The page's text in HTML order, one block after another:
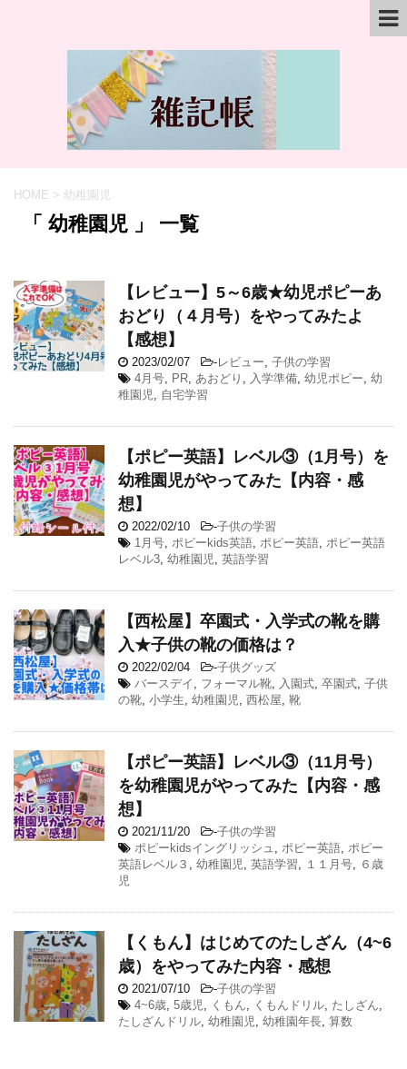
HOME > 幼稚園児
「 幼稚園児 」 一覧
【レビュー】5～6歳★幼児ポピーあ
おどり（４月号）をやってみたよ
【感想】
2023/02/07 -レビュー, 子供の学習
4月号, PR, あおどり , 入学準備, 幼児ポピー, 幼
稚園児, 自宅学習
【ポピー英語】レベル③（1月号）を
幼稚園児がやってみた【内容・感
想】
2022/02/10 -子供の学習
1月号, ポピーkids英語, ポピー英語, ポピー英語
レベル3, 幼稚園児, 英語学習
【西松屋】卒園式・入学式の靴を購
入★子供の靴の価格は？
2022/02/04 -子供グッズ
バースデイ , フォーマル靴, 入園式, 卒園式, 子供
の靴, 小学生, 幼稚園児, 西松屋, 靴
【ポピー英語】レベル③（11月号）
を幼稚園児がやってみた【内容・感
想】
2021/11/20 -子供の学習
ポピーkidsイングリッシュ , ポピー英語, ポピー
英語レベル３ , 幼稚園児, 英語学習, １１月号, ６歳
児
【くもん】はじめてのたしざん（4~6
歳）をやってみた内容・感想
2021/07/10 -子供の学習
4~6歳, 5歳児, くもん, くもんドリル, たしざん,
たしざんドリル, 幼稚園児, 幼稚園年長, 算数